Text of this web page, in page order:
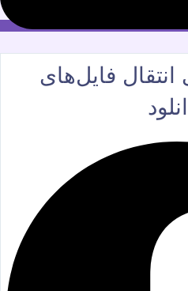
انتقال فایل‌های